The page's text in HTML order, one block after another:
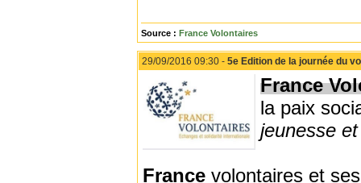
Source : France Volontaires
29/09/2016 09:30 - 5e Edition de la journée du
France
la paix
jeunesse
France volontaires et